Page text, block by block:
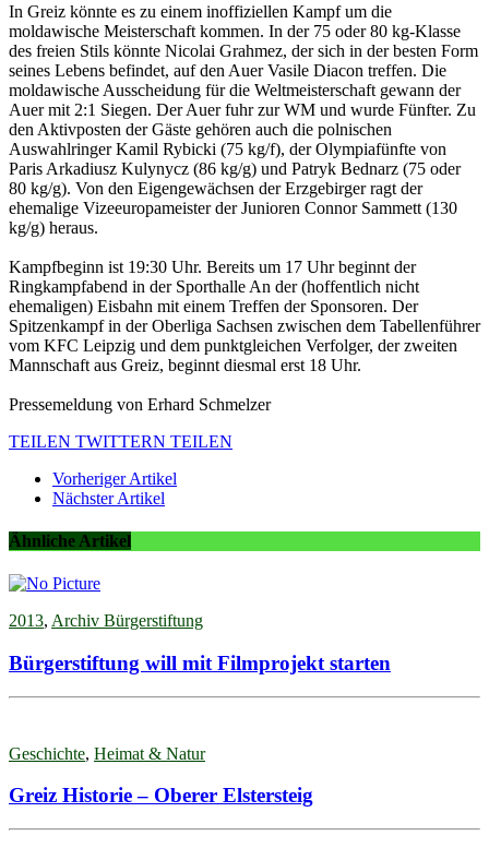
In Greiz könnte es zu einem inoffiziellen Kampf um die
moldawische Meisterschaft kommen. In der 75 oder 80 kg-Klasse
des freien Stils könnte Nicolai Grahmez, der sich in der besten Form
seines Lebens befindet, auf den Auer Vasile Diacon treffen. Die
moldawische Ausscheidung für die Weltmeisterschaft gewann der
Auer mit 2:1 Siegen. Der Auer fuhr zur WM und wurde Fünfter. Zu
den Aktivposten der Gäste gehören auch die polnischen
Auswahlringer Kamil Rybicki (75 kg/f), der Olympiafünfte von
Paris Arkadiusz Kulynycz (86 kg/g) und Patryk Bednarz (75 oder
80 kg/g). Von den Eigengewächsen der Erzgebirger ragt der
ehemalige Vizeeuropameister der Junioren Connor Sammett (130
kg/g) heraus.
Kampfbeginn ist 19:30 Uhr. Bereits um 17 Uhr beginnt der
Ringkampfabend in der Sporthalle An der (hoffentlich nicht
ehemaligen) Eisbahn mit einem Treffen der Sponsoren. Der
Spitzenkampf in der Oberliga Sachsen zwischen dem Tabellenführer
vom KFC Leipzig und dem punktgleichen Verfolger, der zweiten
Mannschaft aus Greiz, beginnt diesmal erst 18 Uhr.
Pressemeldung von Erhard Schmelzer
TEILEN TWITTERN TEILEN
Vorheriger Artikel
Nächster Artikel
Ähnliche Artikel
2013, Archiv Bürgerstiftung
Bürgerstiftung will mit Filmprojekt starten
Geschichte, Heimat & Natur
Greiz Historie – Oberer Elstersteig